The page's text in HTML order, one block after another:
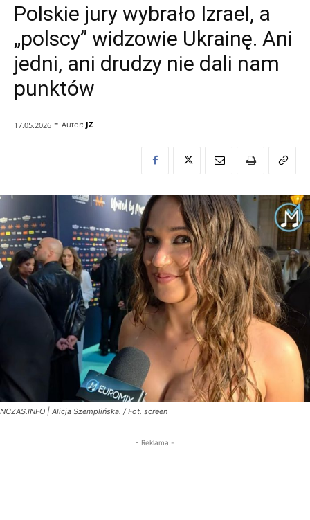
Polskie jury wybrało Izrael, a
„polscy” widzowie Ukrainę. Ani
jedni, ani drudzy nie dali nam
punktów
17.05.2026 - Autor: JZ
NCZAS.INFO | Alicja Szemplińska. / Fot. screen
- Reklama -